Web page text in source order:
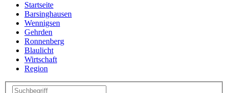
Startseite
Barsinghausen
Wennigsen
Gehrden
Ronnenberg
Blaulicht
Wirtschaft
Region